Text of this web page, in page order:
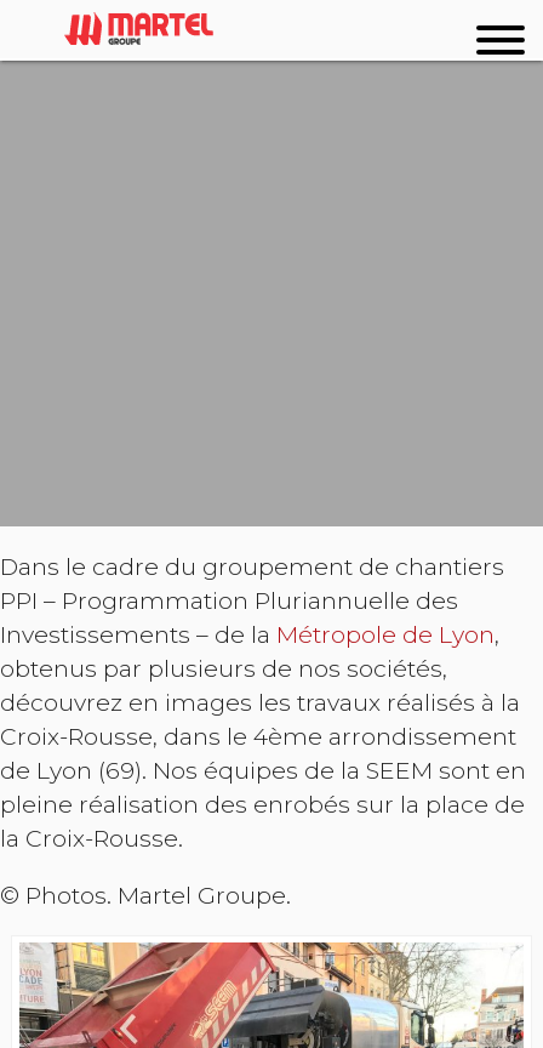
Dans le cadre du groupement de chantiers
PPI – Programmation Pluriannuelle des
Investissements – de la Métropole de Lyon,
obtenus par plusieurs de nos sociétés,
découvrez en images les travaux réalisés à la
Croix-Rousse, dans le 4ème arrondissement
de Lyon (69). Nos équipes de la SEEM sont en
pleine réalisation des enrobés sur la place de
la Croix-Rousse.
© Photos. Martel Groupe.